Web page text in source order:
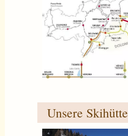
Unsere Skihütte